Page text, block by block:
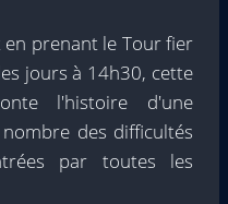
prenant le Tour fier
jours à 14h30, cette
l'histoire d'une
des difficultés
par toutes les